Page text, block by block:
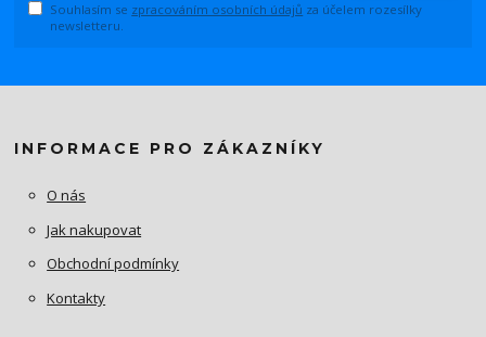
Souhlasím se zpracováním osobních údajů za účelem rozesílky
newsletteru.
INFORMACE PRO ZÁKAZNÍKY
O nás
Jak nakupovat
Obchodní podmínky
Kontakty